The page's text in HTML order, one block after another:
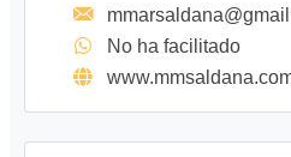
No ha facilitado